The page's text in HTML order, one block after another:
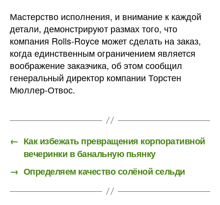
Мастерство исполнения, и внимание к каждой
детали, демонстрируют размах того, что
компания Rolls-Royce может сделать на заказ,
когда единственным ограничением является
воображение заказчика, об этом сообщил
генеральный директор компании Торстен
Мюллер-Отвос.
← Как избежать превращения корпоративной
вечеринки в банальную пьянку
→ Определяем качество солёной сельди